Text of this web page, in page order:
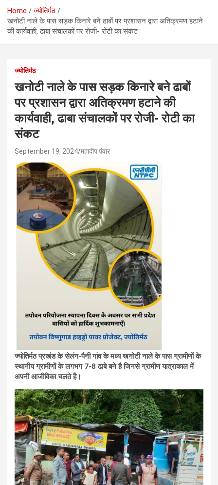
Home
ज्योतिर्मठ
खनोटी नाले के पास सड़क किनारे बने ढाबों पर प्रशासन द्वारा अतिक्रमण हटाने
की कार्यवाही, ढाबा संचालकों पर रोजी- रोटी का संकट
ज्योतिर्मठ
खनोटी नाले के पास सड़क किनारे बने ढाबों
पर प्रशासन द्वारा अतिक्रमण हटाने की
कार्यवाही, ढाबा संचालकों पर रोजी- रोटी का
संकट
September 19, 2024 महादीप पंवार
ज्योतिर्मठ प्रखंड के सेलंग-पैनी गांव के मध्य खनोटी नाले के पास ग्रामीणों के
स्थानीय ग्रामीणों के लगभग 7-8 ढाबे बने है जिनसे ग्रामीण यात्राकाल में
अपनी आजीविका चलते है।